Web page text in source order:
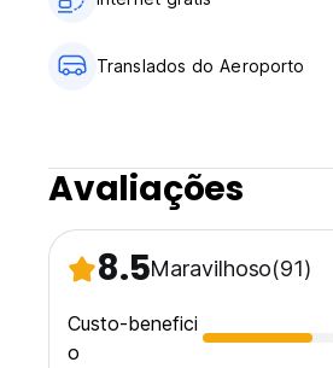
Translados do Aeroporto
Avaliações
8.5Maravilhoso(91)
Custo-benefici
o